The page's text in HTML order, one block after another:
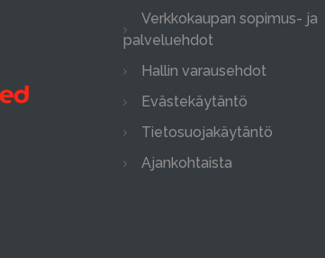
Verkkokaupan sopimus- ja
palveluehdot
Hallin varausehdot
Evästekäytäntö
Tietosuojakäytäntö
Ajankohtaista